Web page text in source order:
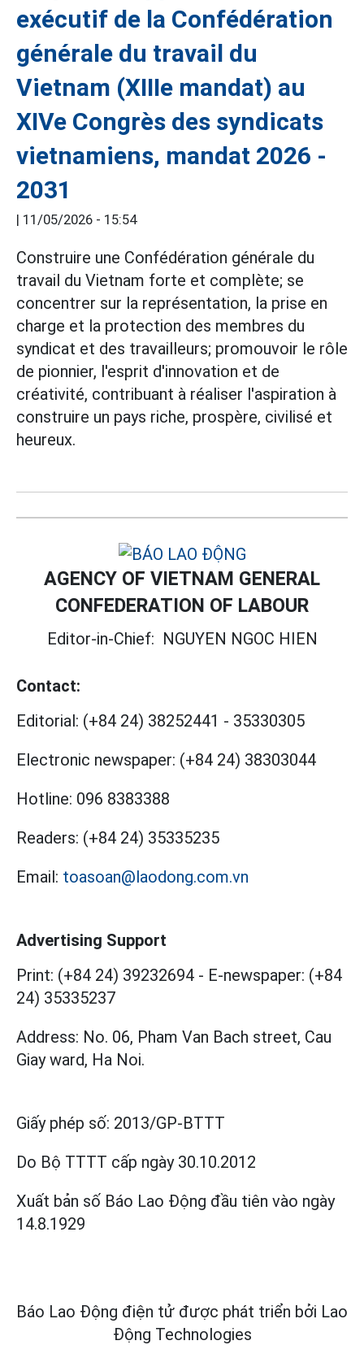
exécutif de la Confédération
générale du travail du
Vietnam (XIIIe mandat) au
XIVe Congrès des syndicats
vietnamiens, mandat 2026 -
2031
| 11/05/2026 - 15:54
Construire une Confédération générale du
travail du Vietnam forte et complète; se
concentrer sur la représentation, la prise en
charge et la protection des membres du
syndicat et des travailleurs; promouvoir le rôle
de pionnier, l'esprit d'innovation et de
créativité, contribuant à réaliser l'aspiration à
construire un pays riche, prospère, civilisé et
heureux.
AGENCY OF VIETNAM GENERAL
CONFEDERATION OF LABOUR
Editor-in-Chief: NGUYEN NGOC HIEN
Contact:
Editorial: (+84 24) 38252441 - 35330305
Electronic newspaper: (+84 24) 38303044
Hotline: 096 8383388
Readers: (+84 24) 35335235
Email: toasoan@laodong.com.vn
Advertising Support
Print: (+84 24) 39232694 - E-newspaper: (+84
24) 35335237
Address: No. 06, Pham Van Bach street, Cau
Giay ward, Ha Noi.
Giấy phép số: 2013/GP-BTTT
Do Bộ TTTT cấp ngày 30.10.2012
Xuất bản số Báo Lao Động đầu tiên vào ngày
14.8.1929
Báo Lao Động điện tử được phát triển bởi Lao
Động Technologies